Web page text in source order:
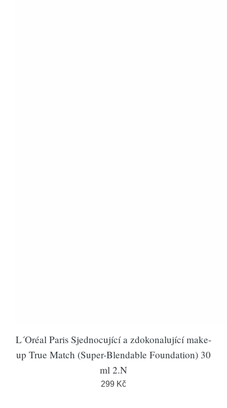
L´Oréal Paris Sjednocující a zdokonalující make-
up True Match (Super-Blendable Foundation) 30
ml 2.N
299 Kč